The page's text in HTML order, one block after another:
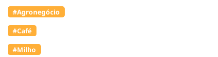
#Agronegócio
#Café
#Milho